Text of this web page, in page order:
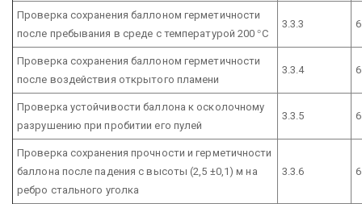
Проверка сохранения баллоном герметичности
после пребывания в среде с температурой 200°С
3.3.3
Проверка сохранения баллоном герметичности
после воздействия открытого пламени
3.3.4
Проверка устойчивости баллона к осколочному
разрушению при пробитии его пулей
3.3.5
Проверка сохранения прочности и герметичности
баллона после падения с высоты (2,5 ±0,1) м на
ребро стального уголка
3.3.6